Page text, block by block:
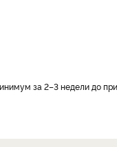
за 2–3 недели до